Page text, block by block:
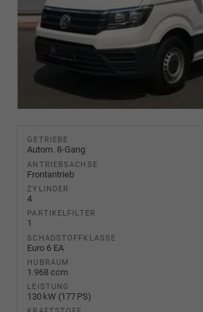
GETRIEBE
Autom. 8-Gang
ANTRIEBSACHSE
Frontantrieb
ZYLINDER
4
PARTIKELFILTER
1
SCHADSTOFFKLASSE
Euro 6 EA
HUBRAUM
1.968 ccm
LEISTUNG
130 kW (177 PS)